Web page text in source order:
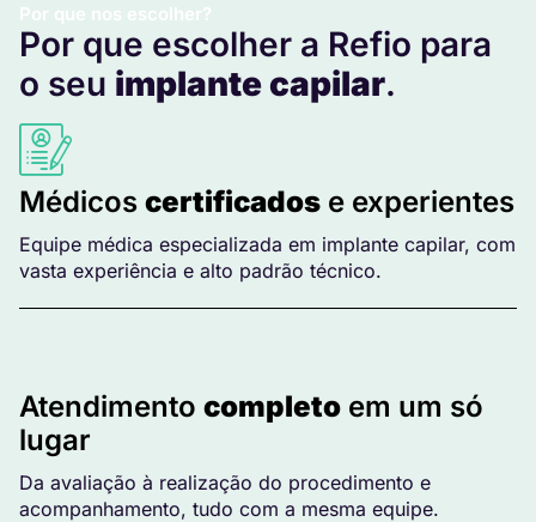
Por que nos escolher?
Por que escolher a Refio para
o seu implante capilar.
Médicos certificados e experientes
Equipe médica especializada em implante capilar, com
vasta experiência e alto padrão técnico.
Atendimento completo em um só
lugar
Da avaliação à realização do procedimento e
acompanhamento, tudo com a mesma equipe.